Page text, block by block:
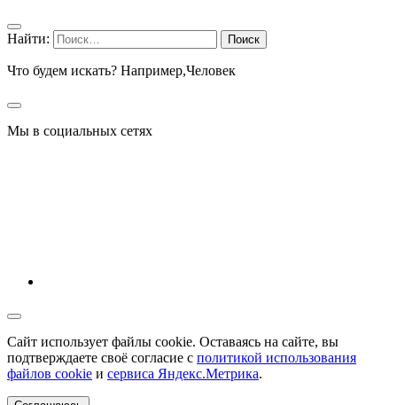
Найти:
Что будем искать? Например,Человек
Мы в социальных сетях
Сайт использует файлы cookie. Оставаясь на сайте, вы
подтверждаете своё согласие с политикой использования
файлов cookie и сервиса Яндекс.Метрика.